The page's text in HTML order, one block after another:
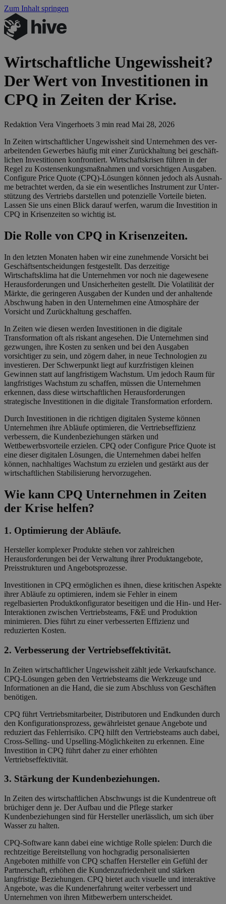
Zum Inhalt springen
Wirtschaftliche Ungewissheit?
Der Wert von Investitionen in
CPQ in Zeiten der Krise.
Redaktion Vera Vingerhoets 3 min read Mai 28, 2026
In Zei­ten wirt­schaft­li­cher Unge­wiss­heit sind Unter­neh­men des ver­
ar­bei­ten­den Gewer­bes häu­fig mit einer Zurück­hal­tung bei geschäft­
li­chen Inves­ti­tio­nen kon­fron­tiert. Wirt­schafts­kri­sen füh­ren in der
Regel zu Kos­ten­sen­kungs­maß­nah­men und vor­sich­ti­gen Aus­ga­ben.
Con­fi­gu­re Pri­ce Quo­te (CPQ)-Lösungen kön­nen jedoch als Aus­nah­
me betrach­tet wer­den, da sie ein wesent­li­ches Instru­ment zur Unter­
stüt­zung des Ver­triebs dar­stel­len und poten­zi­el­le Vor­tei­le bie­ten.
Las­sen Sie uns einen Blick dar­auf wer­fen, war­um die Inves­ti­ti­on in
CPQ in Kri­sen­zei­ten so wich­tig ist.
Die Rolle von CPQ in Krisenzeiten.
In den letzten Monaten haben wir eine zunehmende Vorsicht bei
Geschäftsentscheidungen festgestellt. Das derzeitige
Wirtschaftsklima hat die Unternehmen vor noch nie dagewesene
Herausforderungen und Unsicherheiten gestellt. Die Volatilität der
Märkte, die geringeren Ausgaben der Kunden und der anhaltende
Abschwung haben in den Unternehmen eine Atmosphäre der
Vorsicht und Zurückhaltung geschaffen.
In Zeiten wie diesen werden Investitionen in die digitale
Transformation oft als riskant angesehen. Die Unternehmen sind
gezwungen, ihre Kosten zu senken und bei den Ausgaben
vorsichtiger zu sein, und zögern daher, in neue Technologien zu
investieren. Der Schwerpunkt liegt auf kurzfristigen kleinen
Gewinnen statt auf langfristigem Wachstum. Um jedoch Raum für
langfristiges Wachstum zu schaffen, müssen die Unternehmen
erkennen, dass diese wirtschaftlichen Herausforderungen
strategische Investitionen in die digitale Transformation erfordern.
Durch Investitionen in die richtigen digitalen Systeme können
Unternehmen ihre Abläufe optimieren, die Vertriebseffizienz
verbessern, die Kundenbeziehungen stärken und
Wettbewerbsvorteile erzielen. CPQ oder Configure Price Quote ist
eine dieser digitalen Lösungen, die Unternehmen dabei helfen
können, nachhaltiges Wachstum zu erzielen und gestärkt aus der
wirtschaftlichen Stabilisierung hervorzugehen.
Wie kann CPQ Unternehmen in Zeiten
der Krise helfen?
1. Optimierung der Abläufe.
Hersteller komplexer Produkte stehen vor zahlreichen
Herausforderungen bei der Verwaltung ihrer Produktangebote,
Preisstrukturen und Angebotsprozesse.
Investitionen in CPQ ermöglichen es ihnen, diese kritischen Aspekte
ihrer Abläufe zu optimieren, indem sie Fehler in einem
regelbasierten Produktkonfigurator beseitigen und die Hin- und Her-
Interaktionen zwischen Vertriebsteams, F&E und Produktion
minimieren. Dies führt zu einer verbesserten Effizienz und
reduzierten Kosten.
2. Verbesserung der Vertriebseffektivität.
In Zeiten wirtschaftlicher Ungewissheit zählt jede Verkaufschance.
CPQ-Lösungen geben den Vertriebsteams die Werkzeuge und
Informationen an die Hand, die sie zum Abschluss von Geschäften
benötigen.
CPQ führt Vertriebsmitarbeiter, Distributoren und Endkunden durch
den Konfigurationsprozess, gewährleistet genaue Angebote und
reduziert das Fehlerrisiko. CPQ hilft den Vertriebsteams auch dabei,
Cross-Selling- und Upselling-Möglichkeiten zu erkennen. Eine
Investition in CPQ führt daher zu einer erhöhten
Vertriebseffektivität.
3. Stärkung der Kundenbeziehungen.
In Zeiten des wirtschaftlichen Abschwungs ist die Kundentreue oft
brüchiger denn je. Der Aufbau und die Pflege starker
Kundenbeziehungen sind für Hersteller unerlässlich, um sich über
Wasser zu halten.
CPQ-Software kann dabei eine wichtige Rolle spielen: Durch die
rechtzeitige Bereitstellung von hochgradig personalisierten
Angeboten mithilfe von CPQ schaffen Hersteller ein Gefühl der
Partnerschaft, erhöhen die Kundenzufriedenheit und stärken
langfristige Beziehungen. CPQ bietet auch visuelle und interaktive
Angebote, was die Kundenerfahrung weiter verbessert und
Unternehmen von ihren Mitbewerbern unterscheidet.